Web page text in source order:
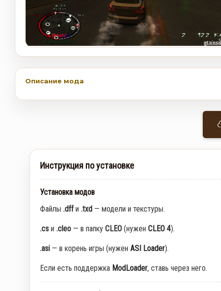
Описание мода
Инструкция по установке
Установка модов
Файлы .dffи .txd — модели и текстуры.
.cs и .cleo — в папку CLEO (нужен CLEO 4).
.asi — в корень игры (нужен ASI Loader).
Если есть поддержка ModLoader, ставь через него.